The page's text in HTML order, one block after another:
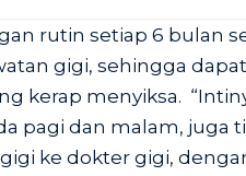
rutin setiap 6 bulan
gigi, sehingga dapat
kerap menyiksa.
pagi dan malam, juga
ke dokter gigi,